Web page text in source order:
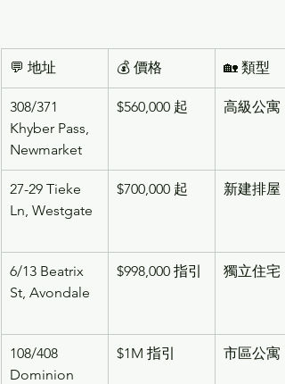
💬 地址 💰 價格 🏡 類型
308/371
Khyber Pass,
Newmarket
$560,000 起 高級公寓
27-29 Tieke
Ln, Westgate
$700,000 起 新建排屋
6/13 Beatrix
St, Avondale
$998,000 指引 獨立住宅
108/408
Dominion
$1M 指引 市區公寓